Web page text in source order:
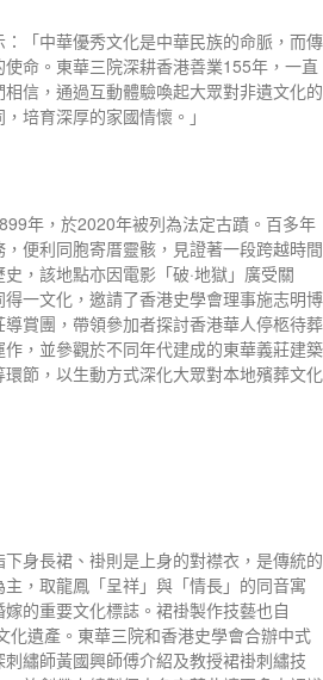
「中華優秀文化是中華民族的命脈，而傳
命。東華三院深耕香港善業155年，一直
信，通過互動體驗喚起大眾對非遺文化的
培育深厚的家國情懷。」
年，於2020年被列為法定古蹟。百多年
便利同胞寄厝靈骸，見證著一段跨越時間
，該地點亦因電影「破·地獄」廣受關
一文化，邀請了香港史學會理事施志明博
賞團，帶領參加者探討香港華人停柩待葬
，並參觀於不同年代建成的東華義莊建築
節，以生動方式深化大眾對本地殯葬文化
身長裙、褂則是上身的對襟衣，是傳統的
，取龍鳳「呈祥」與「情長」的同音寓
的重要文化標誌。裙褂製作技藝也自
化遺產。東華三院和香港史學會合辦中式
繡師黃國興師傅介紹及教授裙褂刺繡技